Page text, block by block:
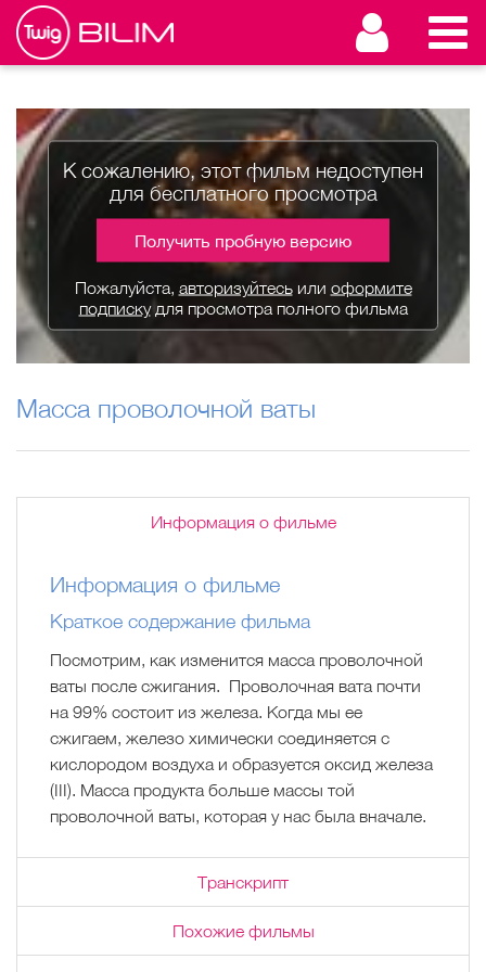
К сожалению, этот фильм недоступен
для бесплатного просмотра
Получить пробную версию
Пожалуйста, авторизуйтесьили оформите
подпискудля просмотра полного фильма
Масса проволочной ваты
Информация о фильме
Информация о фильме
Краткое содержание фильма
Посмотрим, как изменится масса проволочной
ваты после сжигания. Проволочная вата почти
на 99% состоит из железа. Когда мы ее
сжигаем, железо химически соединяется с
кислородом воздуха и образуется оксид железа
(III). Масса продукта больше массы той
проволочной ваты, которая у нас была вначале.
Транскрипт
Похожие фильмы